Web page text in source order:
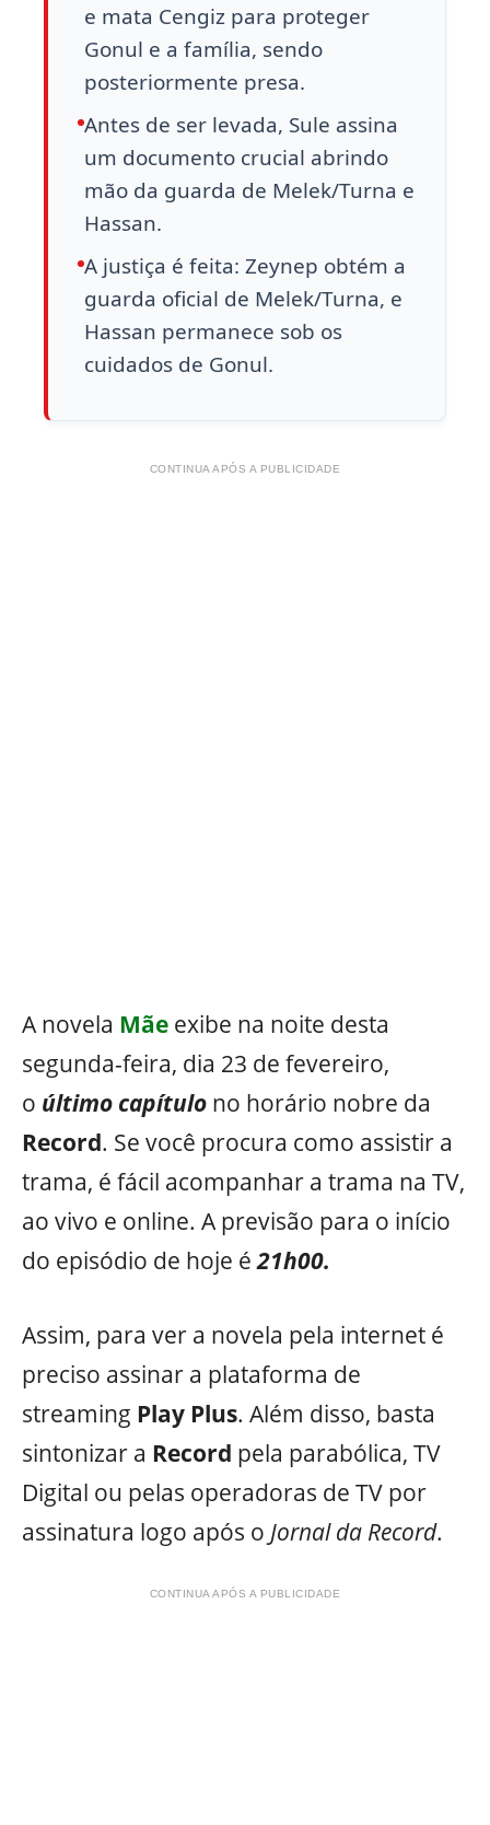
e mata Cengiz para proteger
Gonul e a família, sendo
posteriormente presa.
Antes de ser levada, Sule assina
um documento crucial abrindo
mão da guarda de Melek/Turna e
Hassan.
A justiça é feita: Zeynep obtém a
guarda oficial de Melek/Turna, e
Hassan permanece sob os
cuidados de Gonul.
CONTINUA APÓS A PUBLICIDADE
A novela Mãe exibe na noite desta
segunda-feira, dia 23 de fevereiro,
o último capítulo no horário nobre da
Record. Se você procura como assistir a
trama, é fácil acompanhar a trama na TV,
ao vivo e online. A previsão para o início
do episódio de hoje é 21h00.
Assim, para ver a novela pela internet é
preciso assinar a plataforma de
streaming Play Plus. Além disso, basta
sintonizar a Record pela parabólica, TV
Digital ou pelas operadoras de TV por
assinatura logo após o Jornal da Record.
CONTINUA APÓS A PUBLICIDADE